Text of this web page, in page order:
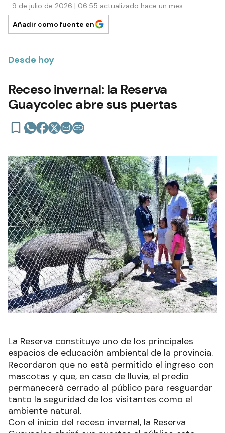
9 de julio de 2026 | 06:55 actualizado hace un mes
Añadir como fuente en
Desde hoy
Receso invernal: la Reserva
Guaycolec abre sus puertas
La Reserva constituye uno de los principales
espacios de educación ambiental de la provincia.
Recordaron que no está permitido el ingreso con
mascotas y que, en caso de lluvia, el predio
permanecerá cerrado al público para resguardar
tanto la seguridad de los visitantes como el
ambiente natural.
Con el inicio del receso invernal, la Reserva